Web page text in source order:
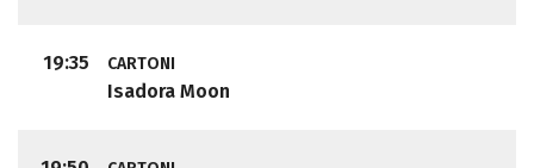
19:35 CARTONI
Isadora Moon